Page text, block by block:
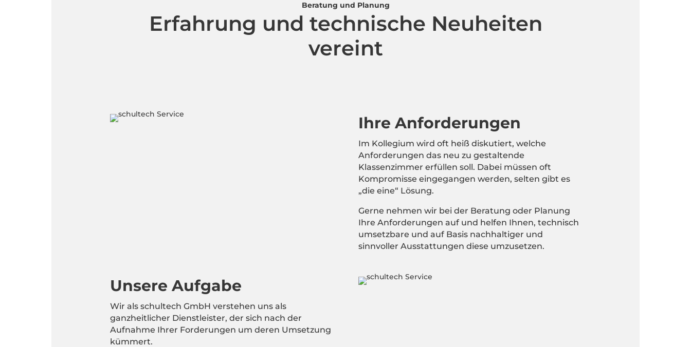
Beratung und Planung
Erfahrung und technische Neuheiten
vereint
Ihre Anforderungen
Im Kollegium wird oft heiß diskutiert, welche
Anforderungen das neu zu gestaltende
Klassenzimmer erfüllen soll. Dabei müssen oft
Kompromisse eingegangen werden, selten gibt es
„die eine“ Lösung.
Gerne nehmen wir bei der Beratung oder Planung
Ihre Anforderungen auf und helfen Ihnen, technisch
umsetzbare und auf Basis nachhaltiger und
sinnvoller Ausstattungen diese umzusetzen.
Unsere Aufgabe
Wir als schultech GmbH verstehen uns als
ganzheitlicher Dienstleister, der sich nach der
Aufnahme Ihrer Forderungen um deren Umsetzung
kümmert.